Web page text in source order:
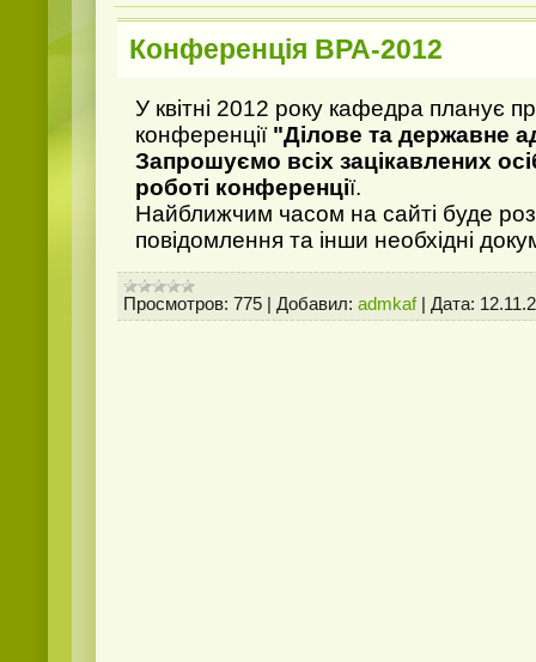
Конференція ВРА-2012
У квітні 2012 року кафедра планує
конференції "Ділове та державне
Запрошуємо всіх зацікавлених
роботі конференції.
Найближчим часом на сайті буде
повідомлення та інши необхідні
Просмотров: 775 | Добавил: admkaf | Дата: